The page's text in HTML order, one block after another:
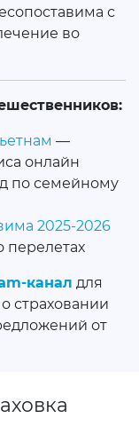
с
во
—
онлайн
по семейному
2025-2026
перелетах
канал для
страховании
от